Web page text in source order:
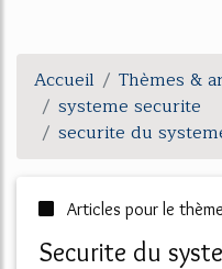
Accueil
Thèmes &
systeme securite
securite du
Articles pour le
securite du